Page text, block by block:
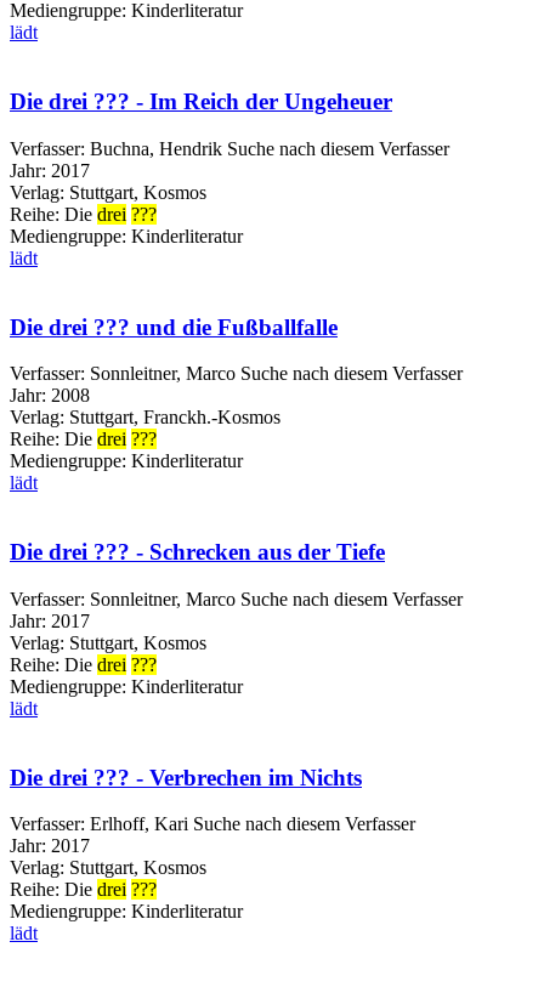
Mediengruppe: Kinderliteratur
lädt
Die drei ??? - Im Reich der Ungeheuer
Verfasser: Buchna, Hendrik Suche nach diesem Verfasser
Jahr: 2017
Verlag: Stuttgart, Kosmos
Reihe: Die drei ???
Mediengruppe: Kinderliteratur
lädt
Die drei ??? und die Fußballfalle
Verfasser: Sonnleitner, Marco Suche nach diesem Verfasser
Jahr: 2008
Verlag: Stuttgart, Franckh.-Kosmos
Reihe: Die drei ???
Mediengruppe: Kinderliteratur
lädt
Die drei ??? - Schrecken aus der Tiefe
Verfasser: Sonnleitner, Marco Suche nach diesem Verfasser
Jahr: 2017
Verlag: Stuttgart, Kosmos
Reihe: Die drei ???
Mediengruppe: Kinderliteratur
lädt
Die drei ??? - Verbrechen im Nichts
Verfasser: Erlhoff, Kari Suche nach diesem Verfasser
Jahr: 2017
Verlag: Stuttgart, Kosmos
Reihe: Die drei ???
Mediengruppe: Kinderliteratur
lädt